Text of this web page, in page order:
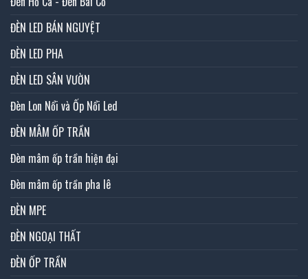
ĐÈN LED BÁN NGUYỆT
ĐÈN LED PHA
ĐÈN LED SÂN VƯỜN
Đèn Lon Nổi và Ốp Nổi Led
ĐÈN MÂM ỐP TRẦN
Đèn mâm ốp trần hiện đại
Đèn mâm ốp trần pha lê
ĐÈN MPE
ĐÈN NGOẠI THẤT
ĐÈN ỐP TRẦN